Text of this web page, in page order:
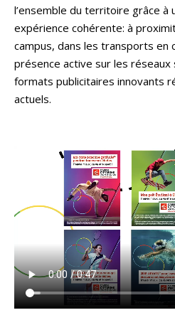
l’ensemble du territoire grâce à
expérience cohérente: à
campus, dans les transports en
présence active sur les
formats publicitaires innovants
actuels.